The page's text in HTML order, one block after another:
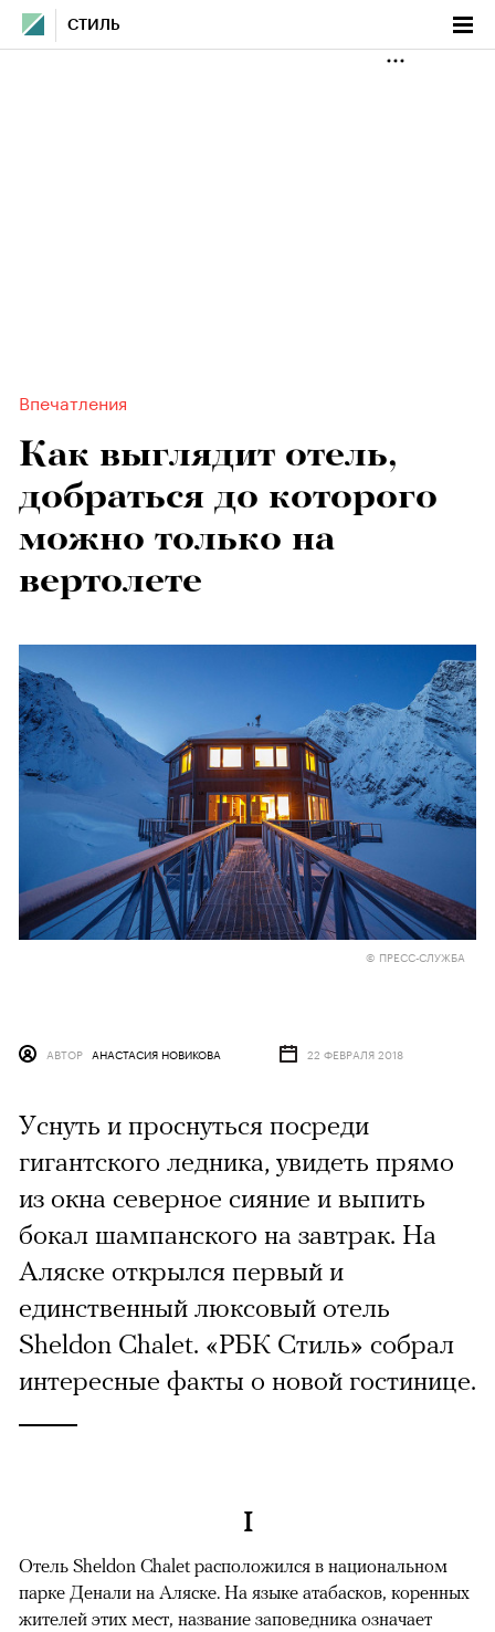
СТИЛЬ
Впечатления
Как выглядит отель,
добраться до которого
можно только на
вертолете
© ПРЕСС-СЛУЖБА
АВТОР АНАСТАСИЯ НОВИКОВА 22 ФЕВРАЛЯ 2018
Уснуть и проснуться посреди
гигантского ледника, увидеть прямо
из окна северное сияние и выпить
бокал шампанского на завтрак. На
Аляске открылся первый и
единственный люксовый отель
Sheldon Chalet. «РБК Стиль» собрал
интересные факты о новой гостинице.
I
Отель Sheldon Chalet расположился в национальном
парке Денали на Аляске. На языке атабасков, коренных
жителей этих мест, название заповедника означает